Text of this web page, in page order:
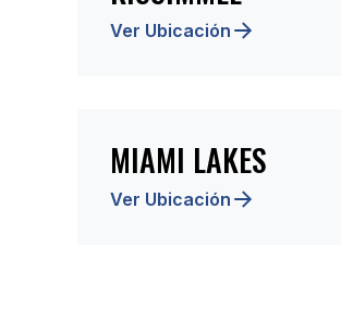
Ver Ubicación
MIAMI LAKES
Ver Ubicación